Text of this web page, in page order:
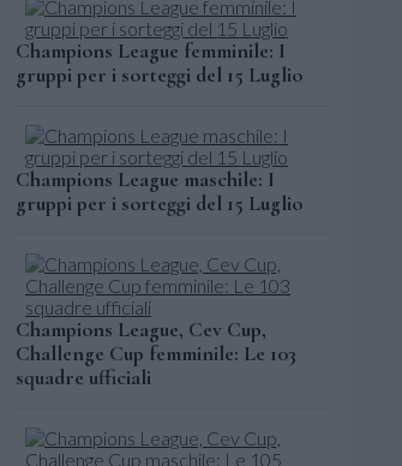
Champions League femminile: I
gruppi per i sorteggi del 15 Luglio
Champions League maschile: I
gruppi per i sorteggi del 15 Luglio
Champions League, Cev Cup,
Challenge Cup femminile: Le 103
squadre ufficiali